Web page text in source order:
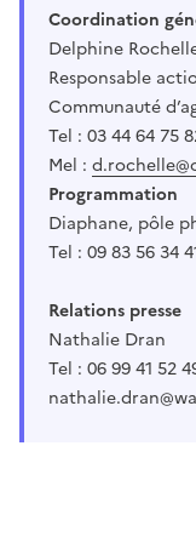
Coordination
Delphine
Responsable
Communauté
Tel : 03 44 64 75
Mel :
Programmation
Diaphane, pôle
Tel : 09 83 56 34
Relations presse
Nathalie Dran
Tel : 06 99 41 52